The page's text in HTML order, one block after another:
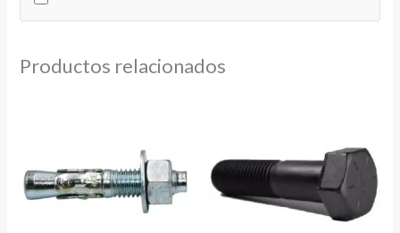
cantidad
Productos relacionados